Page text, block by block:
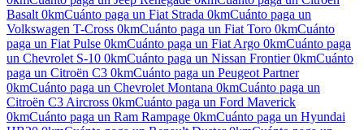
Basalt 0kmCuánto paga un Fiat Strada 0kmCuánto paga un
Volkswagen T-Cross 0kmCuánto paga un Fiat Toro 0kmCuánto
paga un Fiat Pulse 0kmCuánto paga un Fiat Argo 0kmCuánto paga
un Chevrolet S-10 0kmCuánto paga un Nissan Frontier0kmCuánto
paga un Citroën C3 0kmCuánto paga un Peugeot Partner
0kmCuánto paga un Chevrolet Montana 0kmCuánto paga un
Citroën C3 Aircross 0kmCuánto paga un Ford Maverick
0kmCuánto paga un Ram Rampage 0kmCuánto paga un Hyundai